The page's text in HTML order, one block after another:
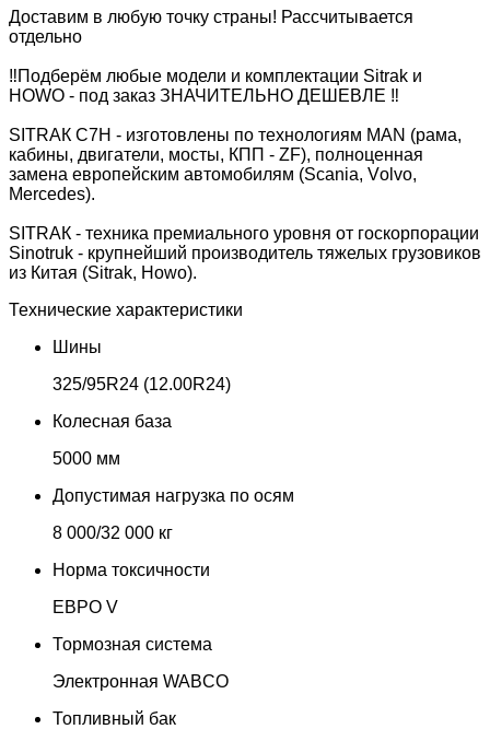
Доставим в любую точку страны! Рассчитывается
отдельно
‼️Подберём любые модели и комплектации Sitrаk и
НОWО - под заказ ЗНАЧИТЕЛЬНО ДЕШЕВЛЕ ‼️
SIТRАК С7Н - изготовлены по технологиям МАN (рама,
кабины, двигатели, мосты, КПП - ZF), полноценная
замена европейским автомобилям (Sсаniа, Vоlvо,
Меrсеdеs).
SIТRАК - техника премиального уровня от госкорпорации
Sinоtruk - крупнейший производитель тяжелых грузовиков
из Китая (Sitrаk, Ноwо).
Технические характеристики
Шины
325/95R24 (12.00R24)
Колесная база
5000 мм
Допустимая нагрузка по осям
8 000/32 000 кг
Норма токсичности
ЕВРО V
Тормозная система
Электронная WABCO
Топливный бак